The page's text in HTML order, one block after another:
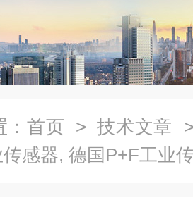
首页 > 技术文章
感器, 德国P+F工业